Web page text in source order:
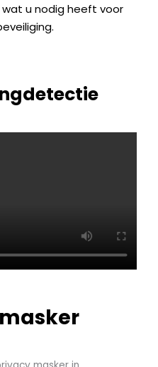
u nodig heeft voor